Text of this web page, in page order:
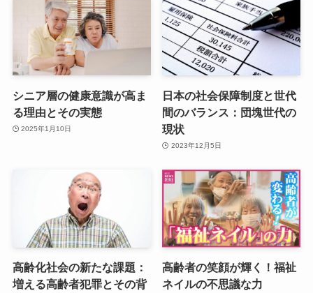
シニア層の健康意識が高ま
る理由とその実態
2025年1月10日
日本の社会保障制度と世代
間のバランス：団塊世代の
現状
2023年12月5日
高齢化社会の新たな課題：
増える高齢者犯罪とその背
高齢者の笑顔が輝く！福祉
ネイルの不思議な力